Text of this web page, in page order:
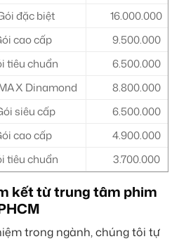
đặc biệt
16.000.000
cao cấp
9.500.000
tiêu chuẩn
6.500.000
Dinamond 8.800.000
siêu cấp
6.500.000
cao cấp
4.900.000
tiêu chuẩn
3.700.000
kết từ trung tâm phim
trong ngành, chúng tôi tự